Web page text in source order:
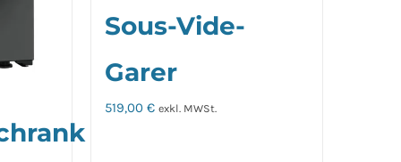
Sous-Vide-
Garer
519,00 € exkl. MWSt.